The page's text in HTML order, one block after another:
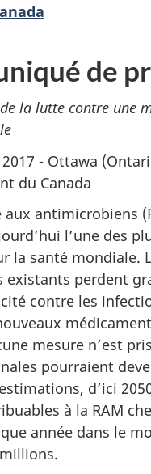
de
la lutte contre une
- Ottawa
du Canada
aux antimicrobiens
l’une des
la santé mondiale.
existants perdent
contre les
mesure n’est
pourraient
d’ici
à la RAM
année dans le